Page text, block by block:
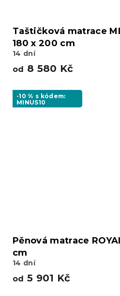
Taštičková matrace
180 x 200 cm
14 dní
od 8 580 Kč
-10 % s kódem:
MINUS10
Pěnová matrace
cm
14 dní
od 5 901 Kč